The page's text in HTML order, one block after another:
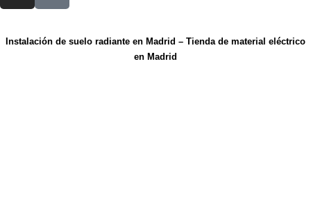
Instalación de suelo radiante en Madrid – Tienda de material eléctrico
en Madrid